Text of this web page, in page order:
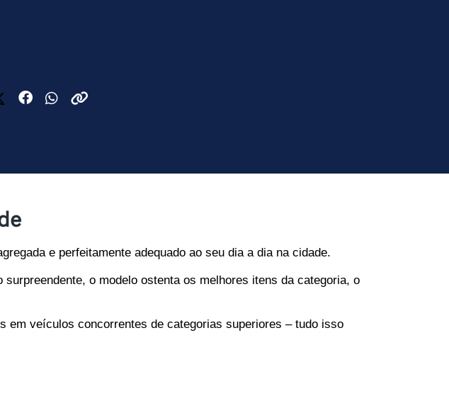
e perfeitamente adequado ao seu dia a dia na cidade.
o modelo ostenta os melhores itens da categoria, o
em veículos concorrentes de categorias superiores – tudo isso